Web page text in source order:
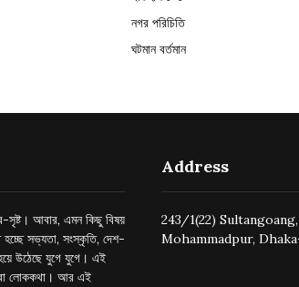
নগর পরিচিতি
ঘটমান বর্তমান
সৃষ্ট। আবার, এমন কিছু বিষয়
হচ্ছে সভ্যতা, সংস্কৃতি, দেশ-
উঠেছে যুগে যুগে। এই
লোককথা। আর এই
Address
243/1(22)
Mohammadpur,